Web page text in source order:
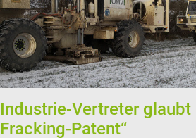
Industrie-Vertreter glaubt
Fracking-Patent“